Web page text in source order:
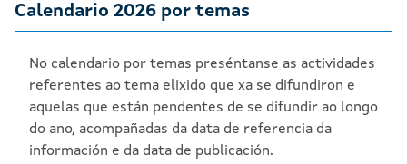
Calendario 2026 por temas
No calendario por temas preséntanse as actividades
referentes ao tema elixido que xa se difundiron e
aquelas que están pendentes de se difundir ao longo
do ano, acompañadas da data de referencia da
información e da data de publicación.